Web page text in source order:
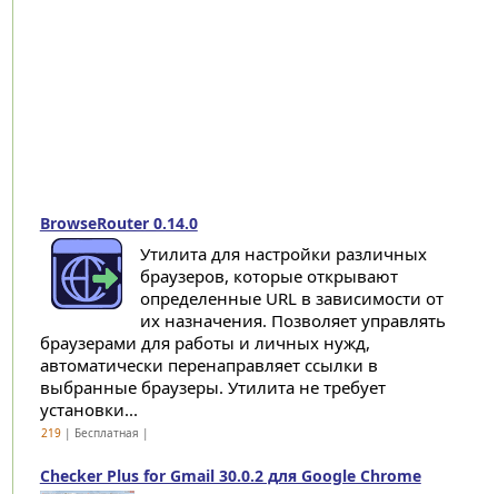
BrowseRouter 0.14.0
Утилита для настройки различных
браузеров, которые открывают
определенные URL в зависимости от
их назначения. Позволяет управлять
браузерами для работы и личных нужд,
автоматически перенаправляет ссылки в
выбранные браузеры. Утилита не требует
установки...
219| Бесплатная |
Checker Plus for Gmail 30.0.2 для Google Chrome